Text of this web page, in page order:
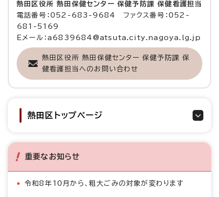
熱田区役所 熱田保健センター 保健予防課 保健看護担当
電話番号：052-683-9684 ファクス番号：052-
681-5169
Eメール：a6839684@atsuta.city.nagoya.lg.jp
熱田区役所 熱田保健センター 保健予防課 保
健看護担当へのお問い合わせ
熱田区トップページ
重要なお知らせ
令和8年10月から、粗大ごみの対象が変わります